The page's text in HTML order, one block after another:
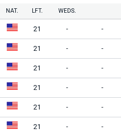
NAT. LFT. WEDS.
21 - -
21 - -
21 - -
21 - -
21 - -
21 - -